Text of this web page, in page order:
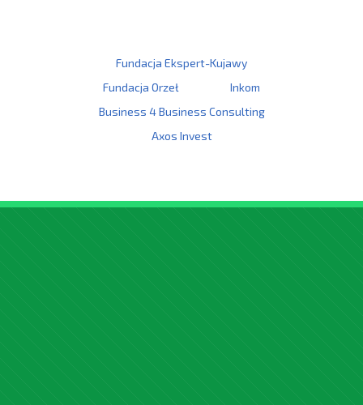
Fundacja Ekspert-Kujawy
Fundacja Orzeł
Inkom
Business 4 Business Consulting
Axos Invest